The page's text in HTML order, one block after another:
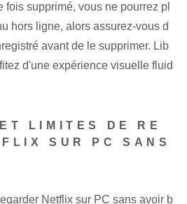
supprimé, vous ne pourrez pl
hors ligne, alors assurez-vous d
avant de le supprimer. Lib
d'une expérience visuelle fluid
LIMITES DE RE
SUR PC SANS
Netflix sur PC sans avoir b